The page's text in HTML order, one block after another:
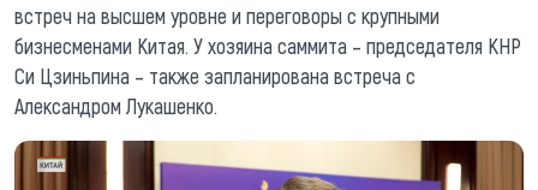
встреч на высшем уровне и переговоры с крупными
бизнесменами Китая. У хозяина саммита – председателя КНР
Си Цзиньпина – также запланирована встреча с
Александром Лукашенко.